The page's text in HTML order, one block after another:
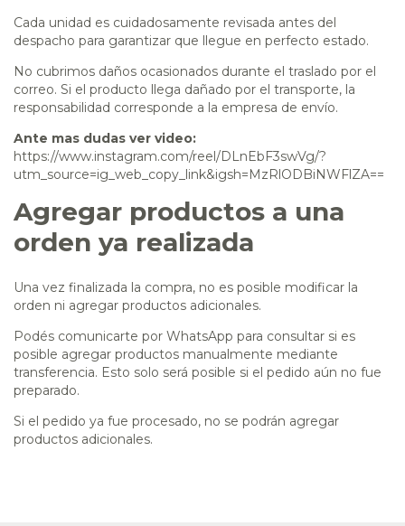
Cada unidad es cuidadosamente revisada antes del
despacho para garantizar que llegue en perfecto estado.
No cubrimos daños ocasionados durante el traslado por el
correo. Si el producto llega dañado por el transporte, la
responsabilidad corresponde a la empresa de envío.
Ante mas dudas ver video:
https://www.instagram.com/reel/DLnEbF3swVg/?
utm_source=ig_web_copy_link&igsh=MzRlODBiNWFlZA==
Agregar productos a una
orden ya realizada
Una vez finalizada la compra, no es posible modificar la
orden ni agregar productos adicionales.
Podés comunicarte por WhatsApp para consultar si es
posible agregar productos manualmente mediante
transferencia. Esto solo será posible si el pedido aún no fue
preparado.
Si el pedido ya fue procesado, no se podrán agregar
productos adicionales.